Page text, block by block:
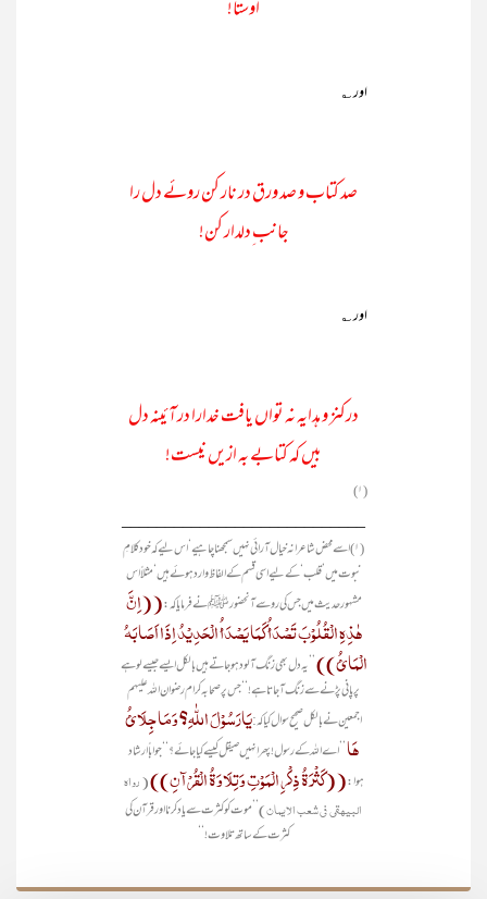
اوستا!
اور ؎
صد کتاب و صد ورق در نار کن روئے دل را
جانب ِدلدار کن!
اور ؎
درکنز و ہدایہ نہ تواں یافت خدارا در آئینہ دل
بیں کہ کتابے بہ ازیں نیست!
(۱)
____________________________
(۱) اسے محض شاعرانہ خیال آرائی نہیں سمجھنا چاہیے‘ اس لیے کہ خود کلامِ
نبوت میں ’قلب‘ کے لیے اسی قسم کے الفاظ وارد ہوئے ہیں ‘مثلاً اس
مشہور حدیث میں جس کی رو سے آنحضورﷺ نے فرمایاکہ:((اِنَّ
ھٰذِہِ الْقُلُوْبَ تَصْدَأُ کَمَا یَصْدَأُ الْحَدِیْدُ اِذَا اَصَابَہُ
الْمَائُ)) ’’یہ دل بھی زنگ آلود ہو جاتے ہیں بالکل ایسے جیسے لوہے
پر پانی پڑنے سے زنگ آجاتا ہے!‘‘جس پرصحابہ کرام رضوان اللہ علیہم
اجمعین نے بالکل صحیح سوال کیا کہ:یَارَسُوْلَ اللّٰہِ؟ وَمَا جِلَائُ
ھَا ’’اے اللہ کے رسول! پھر انہیں صیقل کیسے کیا جائے؟‘‘جواباً ارشاد
ہوا:((کَثْرَۃُ ذِکْرِ الْمَوْتِ وَتِلَاوَۃُ الْقُرْآنِ))( رواہ
البیھقی فی شعب الایمان) ’’موت کو کثرت سے یاد کرنا اور قرآن کی
کثرت کے ساتھ تلاوت!‘‘